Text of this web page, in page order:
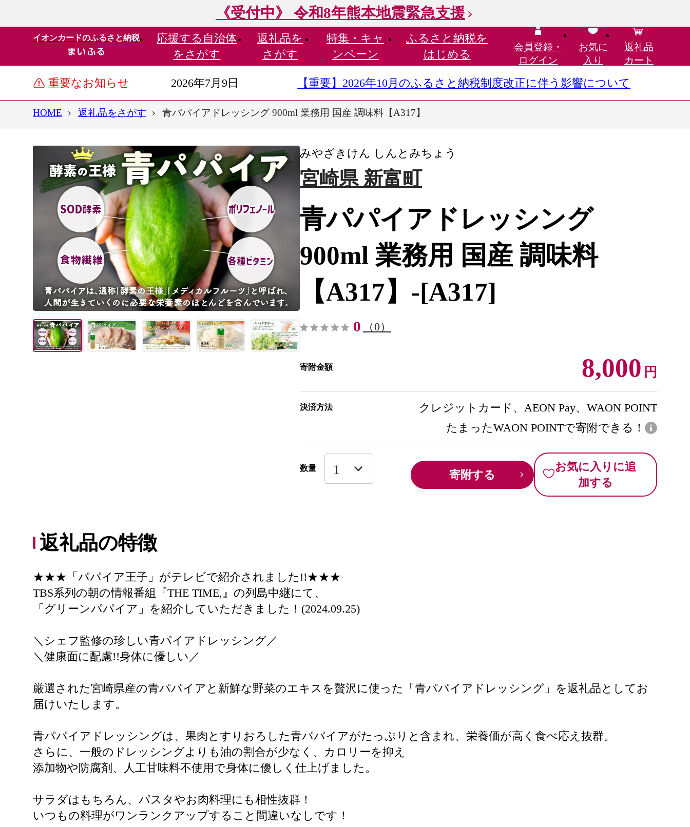
《受付中》 令和8年熊本地震緊急支援
イオンカードのふるさと納税 応援する 自治体
をさがす
返礼品を
さがす
特集・ キャ
ンペーン
ふるさと納税を
はじめる
会員登録・
ログイン
お気に
入り
返礼品
カート
重要なお知らせ 2026年7月9日 【重要】2026年10月のふるさと納税制度改正に伴う影響について
HOME 返礼品をさがす 青パパイアドレッシング 900ml 業務用 国産 調味料【A317】
みやざきけん しんとみちょう
宮崎県 新富町
青パパイアドレッシング
900ml 業務用 国産 調味料
【A317】-[A317]
0 （0）
寄附金額 8,000 円
決済方法
クレジットカード、AEON Pay、WAON POINT
たまったWAON POINTで寄附できる！
数量 寄附する
お気に入りに追
加する
返礼品の特徴
★★★「パパイア王子」がテレビで紹介されました!!★★★
TBS系列の朝の情報番組『THE TIME,』の列島中継にて、
「グリーンパパイア」を紹介していただきました！(2024.09.25)
＼シェフ監修の珍しい青パイアドレッシング／
＼健康面に配慮!!身体に優しい／
厳選された宮崎県産の青パパイアと新鮮な野菜のエキスを贅沢に使った「青パパイアドレッシング」を返礼品としてお
届けいたします。
青パパイアドレッシングは、果肉とすりおろした青パパイアがたっぷりと含まれ、栄養価が高く食べ応え抜群。
さらに、一般のドレッシングよりも油の割合が少なく、カロリーを抑え
添加物や防腐剤、人工甘味料不使用で身体に優しく仕上げました。
サラダはもちろん、パスタやお肉料理にも相性抜群！
いつもの料理がワンランクアップすること間違いなしです！